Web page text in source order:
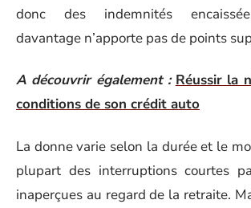
donc des indemnités
davantage n’apporte pas de points
A découvrir également : Réussir la
conditions de son crédit auto
La donne varie selon la durée et le
plupart des interruptions courtes
inaperçues au regard de la retraite.